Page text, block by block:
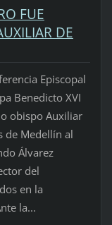
FUE
DE
Episcopal
Benedicto XVI
obispo Auxiliar
de Medellín al
Álvarez
del
en la
la...